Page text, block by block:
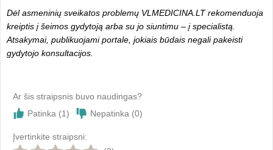
Dėl asmeninių sveikatos problemų VLMEDICINA.LT rekomenduoja
kreiptis į šeimos gydytoją arba su jo siuntimu – į specialistą.
Atsakymai, publikuojami portale, jokiais būdais negali pakeisti
gydytojo konsultacijos.
Ar šis straipsnis buvo naudingas?
Patinka (1) Nepatinka (0)
Įvertinkite straipsni: